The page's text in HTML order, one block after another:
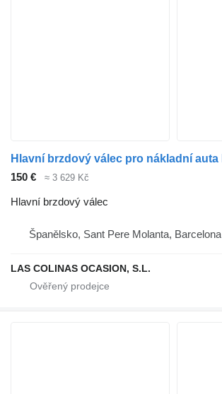
150 € ≈ 3 629 Kč
Hlavní brzdový válec
Španělsko, Sant Pere Molanta, Barcelona
LAS COLINAS OCASION, S.L.